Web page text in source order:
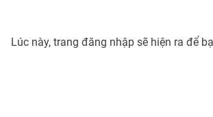
Lúc này, trang đăng nhập sẽ hiện ra để